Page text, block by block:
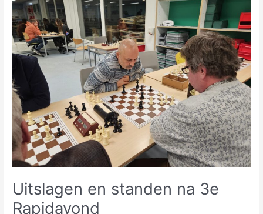
Uitslagen en standen na 3e
Rapidavond
en
standen
na
3e
Rapidavond